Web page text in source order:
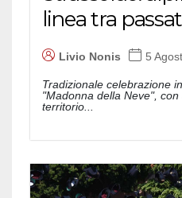
linea tra
Livio Nonis 5
Tradizionale celebrazione
"Madonna della Neve",
territorio...